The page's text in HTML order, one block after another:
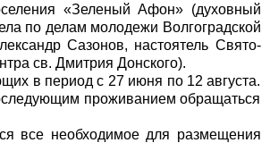
«Зеленый Афон» (духовный
по делам молодежи Волгоградской
Сазонов, настоятель Свято-
св. Дмитрия Донского).
в период с 27 июня по 12 августа.
проживанием обращаться
все необходимое для размещения